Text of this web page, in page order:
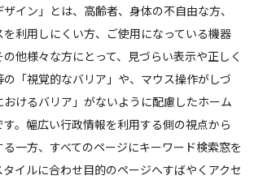
イン」とは、高齢者、身体の不自由な方、
利用しにくい方、ご使用になっている機器
他様々な方にとって、見づらい表示や正しく
「視覚的なバリア」や、マウス操作がしづ
けるバリア」がないように配慮したホーム
。幅広い行政情報を利用する側の視点から
一方、すべてのページにキーワード検索窓を
イルに合わせ目的のページへすばやくアクセ